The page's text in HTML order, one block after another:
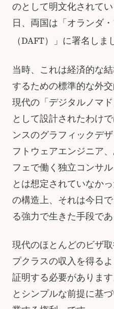
のとして明文化されて
日、両国は「オランダ
（DAFT）」に署名しま
当時、これは経済的な
するための標準的な外
現代の「デジタルノマ
として設計されたわけ
ンスのグラフィックデ
フトウェアエンジニア
フェで働く独立コンサ
とは想定されていなか
の構造上、それは今日
る強力で生きた手段であ
現代のほとんどのビザ
プクラスの収入を得る
証明する必要がありま
とシンプルな前提に基